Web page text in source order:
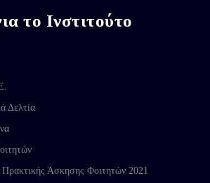
το Ινστιτούτο
Δελτία
Πρακτικής Άσκησης Φοιτητών 2021